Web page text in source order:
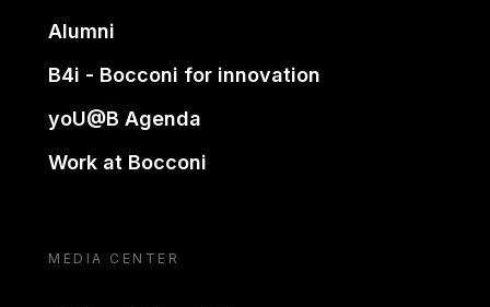
Alumni
B4i - Bocconi for innovation
yoU@B Agenda
Work at Bocconi
MEDIA CENTER